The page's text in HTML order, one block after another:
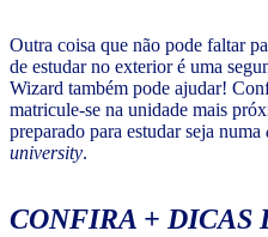
Outra coisa que não pode faltar
de estudar no exterior é uma
Wizard também pode ajudar!
matricule-se na unidade mais
preparado para estudar seja numa
university.
CONFIRA + DICAS